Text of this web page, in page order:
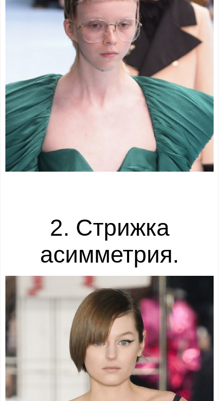
2. Стрижка
асимметрия.